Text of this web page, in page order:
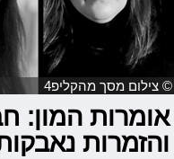
© צילום מסך מהקליפ4
אומרות המון:
והזמרות